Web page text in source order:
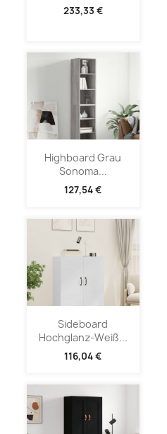
233,33 €
Highboard Grau
Sonoma...
127,54 €
Sideboard
Hochglanz-Weiß...
116,04 €